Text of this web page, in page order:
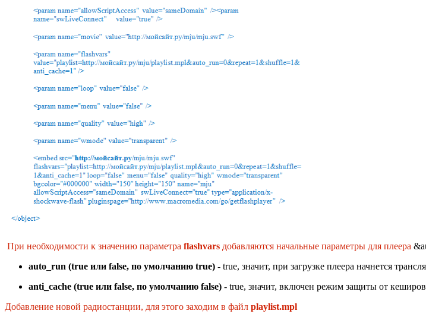
При необходимости к значению параметра flashvars добавляются начальные параметры для плеера
auto_run (true или false, по умолчанию true) - true, значит, при загрузке плеера начнется
anti_cache (true или false, по умолчанию false) - true, значит, включен режим защиты от
Добавление новой радиостанции, для этого заходим в файл playlist.mpl